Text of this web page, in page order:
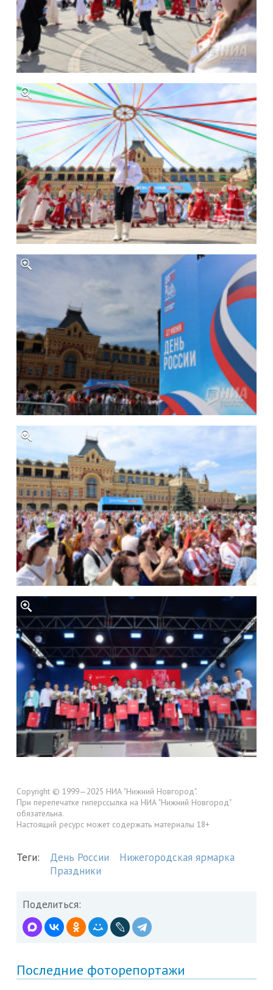
Copyright © 1999—2025 НИА "Нижний Новгород".
При перепечатке гиперссылка на НИА "Нижний Новгород"
обязательна.
Настоящий ресурс может содержать материалы 18+
Теги: День России
Нижегородская ярмарка
Праздники
Поделиться:
Последние фоторепортажи